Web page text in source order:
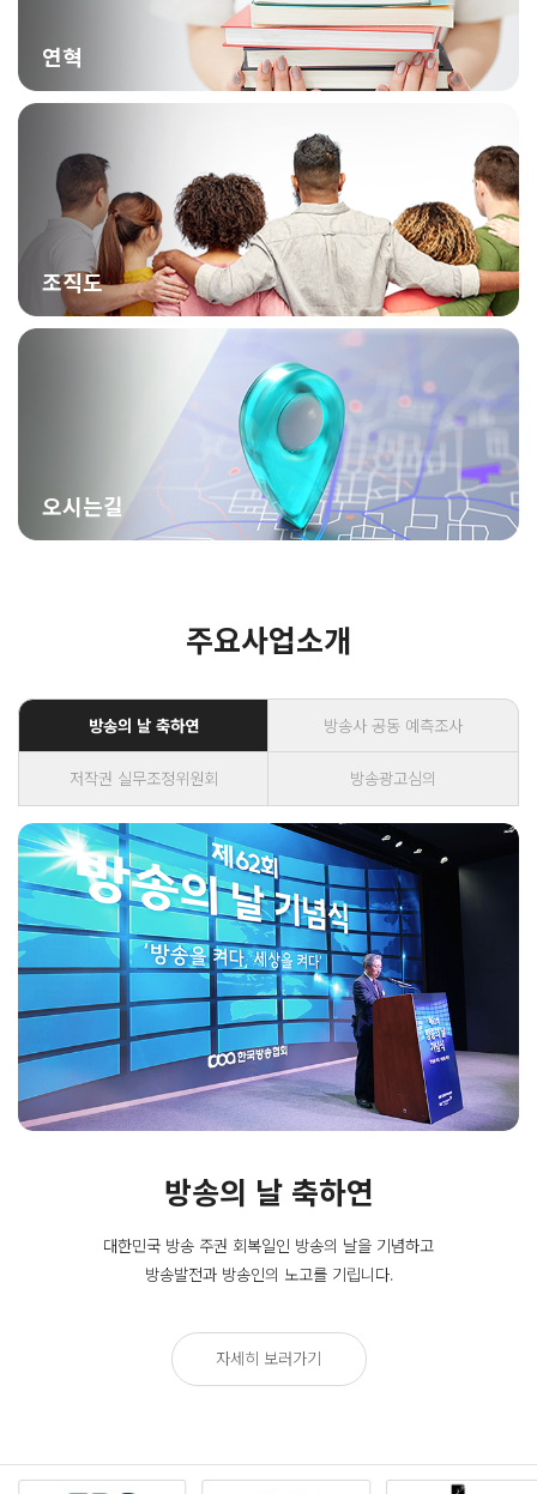
연혁
조직도
오시는길
주요사업소개
방송의 날 축하연 방송사 공동 예측조사
저작권 실무조정위원회 방송광고심의
방송의 날 축하연
대한민국 방송 주권 회복일인 방송의 날을 기념하고
방송발전과 방송인의 노고를 기립니다.
자세히 보러가기